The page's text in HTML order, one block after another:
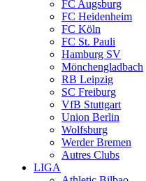
FC Augsburg
FC Heidenheim
FC Köln
FC St. Pauli
Hamburg SV
Mönchengladbach
RB Leipzig
SC Freiburg
VfB Stuttgart
Union Berlin
Wolfsburg
Werder Bremen
Autres Clubs
LIGA